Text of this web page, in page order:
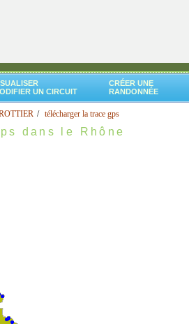
UN CIRCUIT
CRÉER UNE
RANDONNÉE
télécharger la trace gps
dans le Rhône